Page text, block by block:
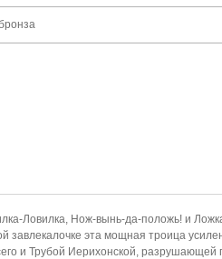
Ловилка, Нож-вынь-да-положь! и
эта мощная троица
и Трубой Иерихонской, разрушающей